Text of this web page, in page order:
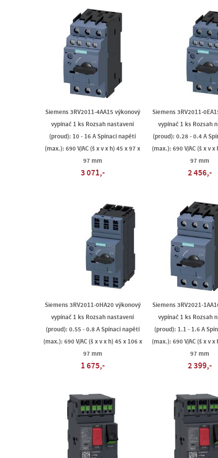
Siemens 3RV2011-4AA15 výkonový
vypínač 1 ks Rozsah nastavení
(proud): 10 - 16 A Spínací napětí
(max.): 690 V/AC (š x v x h) 45 x 97 x
97 mm
3 071,-
Siemens 3RV2011-
vypínač 1 ks Rozsah
(proud): 0.28 - 0.4 A
(max.): 690 V/AC (š x v x
97 mm
2 456,-
Siemens 3RV2011-0HA20 výkonový
vypínač 1 ks Rozsah nastavení
(proud): 0.55 - 0.8 A Spínací napětí
(max.): 690 V/AC (š x v x h) 45 x 106 x
97 mm
1 675,-
Siemens 3RV2021-
vypínač 1 ks Rozsah
(proud): 1.1 - 1.6 A
(max.): 690 V/AC (š x v x
97 mm
2 399,-